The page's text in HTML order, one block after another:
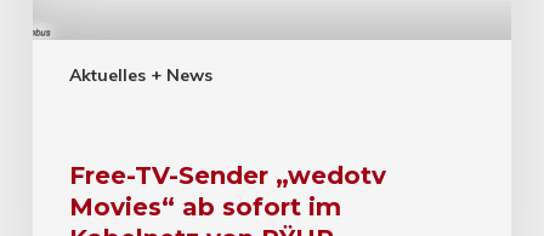
Aktuelles + News
Free-TV-Sender „wedotv
Movies“ ab sofort im